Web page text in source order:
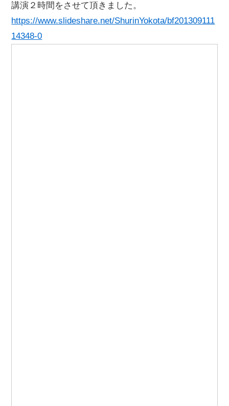
講演２時間をさせて頂きました。
https://www.slideshare.net/ShurinYokota/bf201309111
14348-0